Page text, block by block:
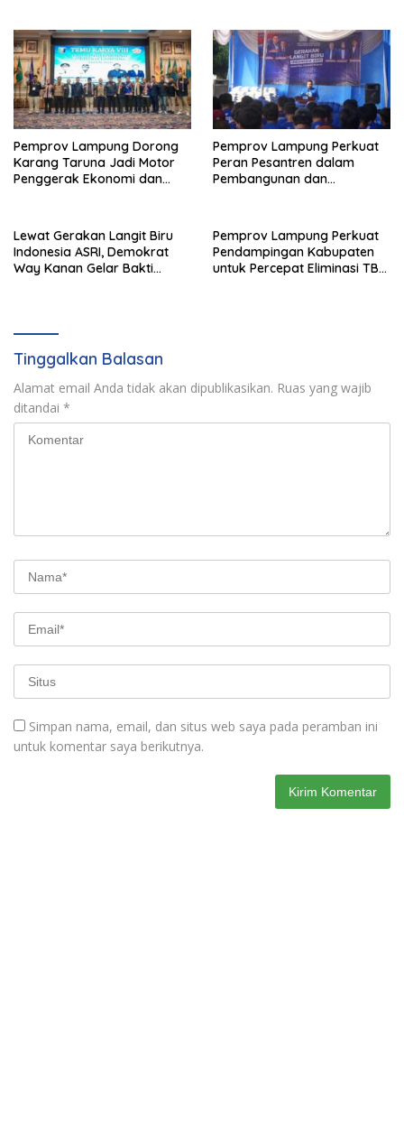
Pemprov Lampung Dorong
Karang Taruna Jadi Motor
Penggerak Ekonomi dan
Pemprov Lampung Perkuat
Peran Pesantren dalam
Pembangunan dan
Lewat Gerakan Langit Biru
Indonesia ASRI, Demokrat
Way Kanan Gelar Bakti
Pemprov Lampung Perkuat
Pendampingan Kabupaten
untuk Percepat Eliminasi TBC
Tinggalkan Balasan
Alamat email Anda tidak akan dipublikasikan. Ruas yang wajib
ditandai *
Simpan nama, email, dan situs web saya pada peramban ini
untuk komentar saya berikutnya.